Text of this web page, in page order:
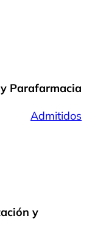
Parafarmacia
Admitidos
y